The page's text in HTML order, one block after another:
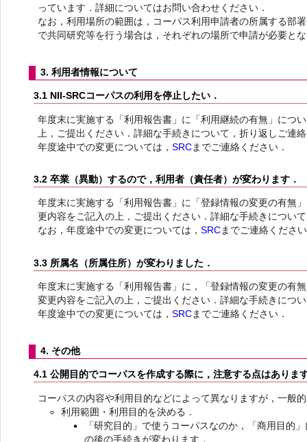
っています．詳細についてはお問い合わせください．
なお，利用場所の範囲は，コーパス利用申請者の所属する部
で共同研究等を行う場合は，それぞれの場所で申請が必要と
3. 利用者情報について
3.1 NII-SRCコーパスの利用を停止したい．
年度末に実施する「利用報告書」に「利用継続の有無」につ
上，ご提出ください．詳細な手続きについて，折り返しご連
年度途中での変更については，SRC までご連絡ください．
3.2 卒業（異動）するので，利用者（責任者）が変わります．
年度末に実施する「利用報告書」に「登録情報の変更の有無
更内容をご記入の上，ご提出ください．詳細な手続きについ
なお，年度途中での変更については，SRCまでご連絡くださ
3.3 所属名（所属住所）が変わりました．
年度末に実施する「利用報告書」に，「登録情報の変更の有
変更内容をご記入の上，ご提出ください．詳細な手続きにつ
年度途中での変更については，SRCまでご連絡ください．
4. その他
4.1 公開目的でコーパスを作成する際に，注意する点はありま
コーパスの内容や利用目的などによって異なりますが，一般
利用範囲・利用目的を決める．
「研究目的」で使うコーパスなのか，「商用目的
の後の手続きが変わります．